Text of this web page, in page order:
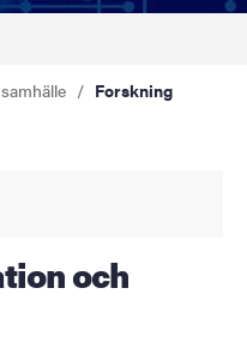
Forskning